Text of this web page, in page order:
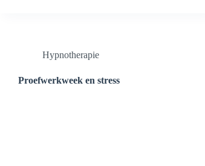
Hypnotherapie
Proefwerkweek en stress